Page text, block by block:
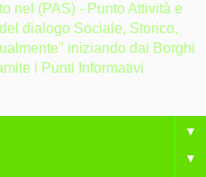
nel (PAS) - Punto Attività e
dialogo Sociale, Storico,
iniziando dai Borghi
i Punti Informativi
▼
▼